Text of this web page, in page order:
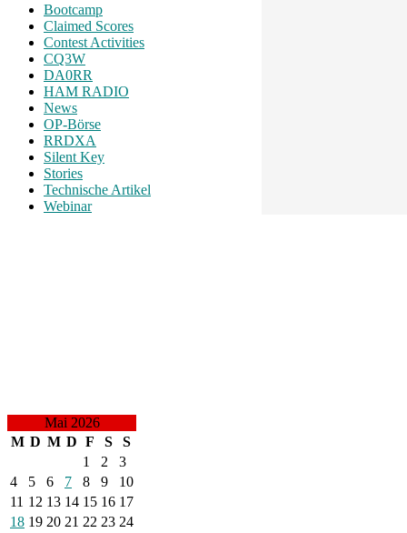
Bootcamp
Claimed Scores
Contest Activities
CQ3W
DA0RR
HAM RADIO
News
OP-Börse
RRDXA
Silent Key
Stories
Technische Artikel
Webinar
Mai 2026
M D M D F S
S
1
2
3
4
5 6 7 8 9
10
11 12 13 14 15 16 17
18 19 20 21 22 23 24